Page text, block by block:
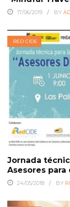
17/06/2019 BY
RED CIDE
Jornada
Asesores para
24/05/2018 BY